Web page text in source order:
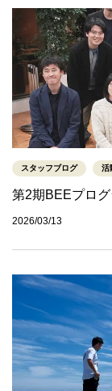
スタッフブログ 活
第2期BEEプロ
2026/03/13